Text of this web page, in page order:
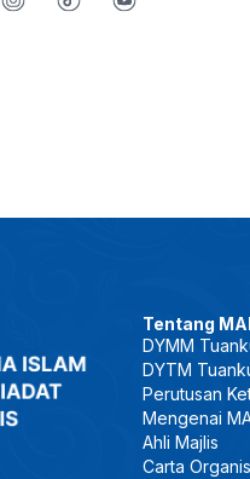
Tentang
DYMM
DYTM
Perutusan
Mengenai
Ahli Majlis
Carta